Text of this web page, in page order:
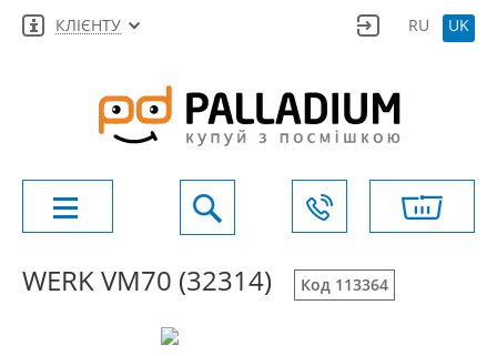
КЛІЄНТУ RU UK
WERK VM70 (32314) Код 113364